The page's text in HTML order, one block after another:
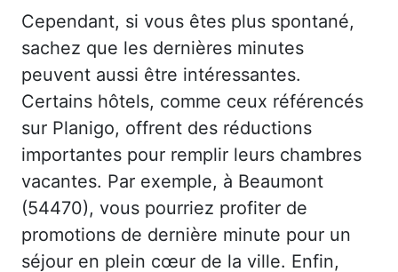
Cependant, si vous êtes plus spontané,
sachez que les dernières minutes
peuvent aussi être intéressantes.
Certains hôtels, comme ceux référencés
sur Planigo, offrent des réductions
importantes pour remplir leurs chambres
vacantes. Par exemple, à Beaumont
(54470), vous pourriez profiter de
promotions de dernière minute pour un
séjour en plein cœur de la ville. Enfin,